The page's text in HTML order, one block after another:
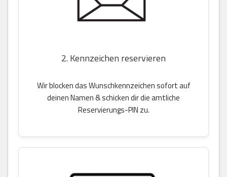
2. Kennzeichen reservieren
Wir blocken das Wunschkennzeichen sofort auf
deinen Namen & schicken dir die amtliche
Reservierungs-PIN zu.